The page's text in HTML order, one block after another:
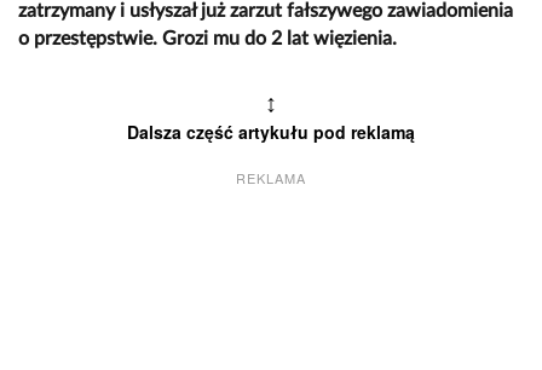
zatrzymany i usłyszał już zarzut fałszywego zawiadomienia
o przestępstwie. Grozi mu do 2 lat więzienia.
↕
Dalsza część artykułu pod reklamą
REKLAMA